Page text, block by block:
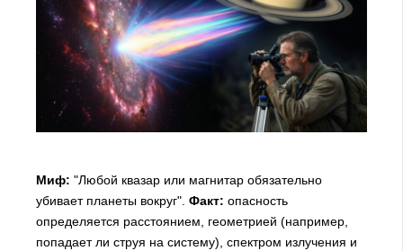
Миф: "Любой квазар или магнитар обязательно
убивает планеты вокруг". Факт: опасность
определяется расстоянием, геометрией (например,
попадает ли струя на систему), спектром излучения и